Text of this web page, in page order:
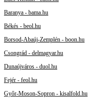
Baranya - bama.hu
Békés - beol.hu
Borsod-Abaúj-Zemplén - boon.hu
Csongrád - delmagyar.hu
Dunaújváros - duol.hu
Fejér - feol.hu
Győr-Moson-Sopron - kisalfold.hu